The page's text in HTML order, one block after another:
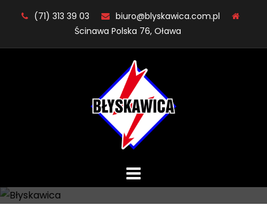
(71) 313 39 03
biuro@blyskawica.com.pl
Ścinawa Polska 76, Oława